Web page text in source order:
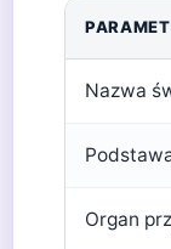
Nazwa
Organ